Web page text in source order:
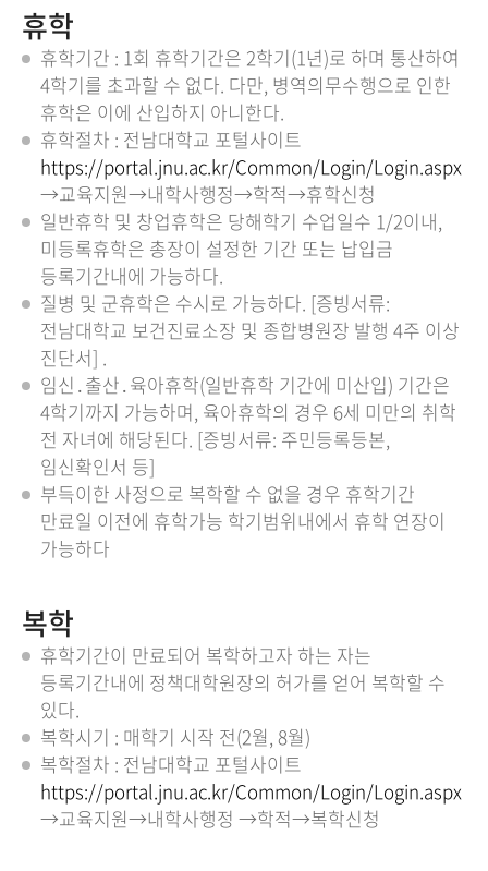
휴학
휴학기간 : 1회 휴학기간은 2학기(1년)로 하며 통산하여
4학기를 초과할 수 없다. 다만, 병역의무수행으로 인한
휴학은 이에 산입하지 아니한다.
휴학절차 : 전남대학교 포털사이트
https://portal.jnu.ac.kr/Common/Login/Login.aspx
→교육지원→내학사행정→학적→휴학신청
일반휴학 및 창업휴학은 당해학기 수업일수 1/2이내,
미등록휴학은 총장이 설정한 기간 또는 납입금
등록기간내에 가능하다.
질병 및 군휴학은 수시로 가능하다. [증빙서류:
전남대학교 보건진료소장 및 종합병원장 발행 4주 이상
진단서] .
임신․출산․육아휴학(일반휴학 기간에 미산입) 기간은
4학기까지 가능하며, 육아휴학의 경우 6세 미만의 취학
전 자녀에 해당된다. [증빙서류: 주민등록등본,
임신확인서 등]
부득이한 사정으로 복학할 수 없을 경우 휴학기간
만료일 이전에 휴학가능 학기범위내에서 휴학 연장이
가능하다
복학
휴학기간이 만료되어 복학하고자 하는 자는
등록기간내에 정책대학원장의 허가를 얻어 복학할 수
있다.
복학시기 : 매학기 시작 전(2월, 8월)
복학절차 : 전남대학교 포털사이트
https://portal.jnu.ac.kr/Common/Login/Login.aspx
→교육지원→내학사행정 →학적→복학신청